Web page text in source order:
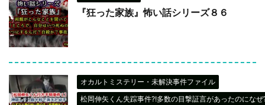
『狂った家族』怖い話シリーズ８６
オカルトミステリー・未解決事件ファイル
松岡伸矢くん失踪事件?!多数の目撃証言があったのにな